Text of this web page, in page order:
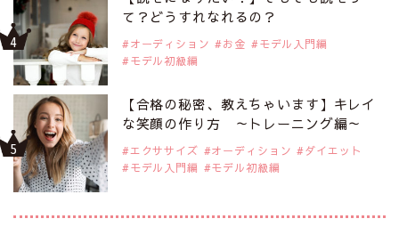
て？どうすれなれるの？
オーディション お金
モデル入門編
モデル初級編
【合格の秘密、教えちゃいます】キレイ
な笑顔の作り方 ～トレーニング編～
エクササイズ オーディション
ダイエット
モデル入門編
モデル初級編